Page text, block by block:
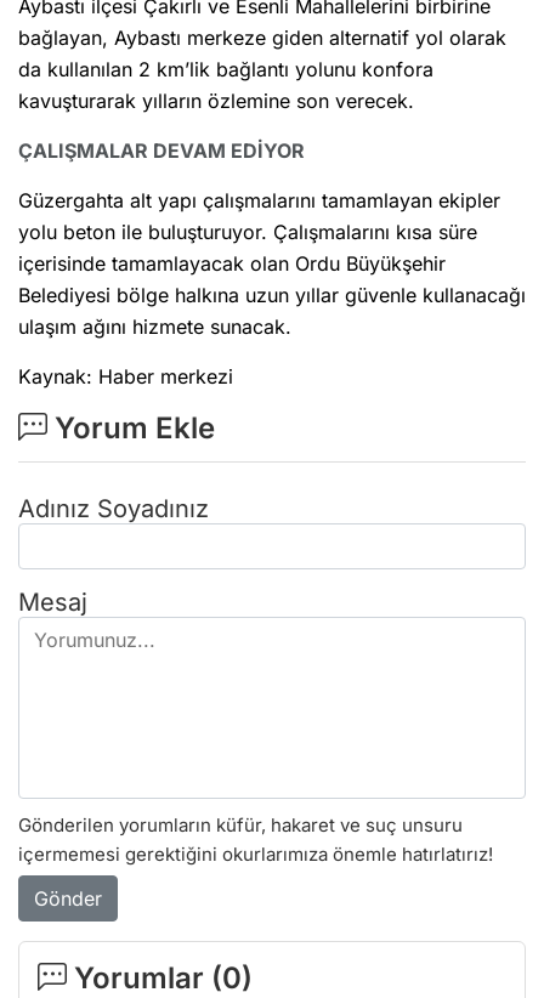
Aybastı ilçesi Çakırlı ve Esenli Mahallelerini birbirine
bağlayan, Aybastı merkeze giden alternatif yol olarak
da kullanılan 2 km’lik bağlantı yolunu konfora
kavuşturarak yılların özlemine son verecek.
ÇALIŞMALAR DEVAM EDİYOR
Güzergahta alt yapı çalışmalarını tamamlayan ekipler
yolu beton ile buluşturuyor. Çalışmalarını kısa süre
içerisinde tamamlayacak olan Ordu Büyükşehir
Belediyesi bölge halkına uzun yıllar güvenle kullanacağı
ulaşım ağını hizmete sunacak.
Kaynak: Haber merkezi
Yorum Ekle
Adınız Soyadınız
Mesaj
Gönderilen yorumların küfür, hakaret ve suç unsuru
içermemesi gerektiğini okurlarımıza önemle hatırlatırız!
Gönder
Yorumlar (0)